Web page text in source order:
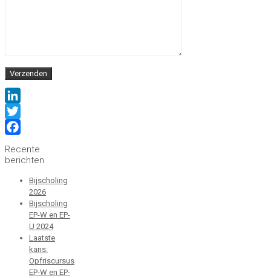
LinkedIn
Twitter
Recente
berichten
Bijscholing
2026
Bijscholing
EP-W en EP-
U 2024
Laatste
kans:
Opfriscursus
EP-W en EP-